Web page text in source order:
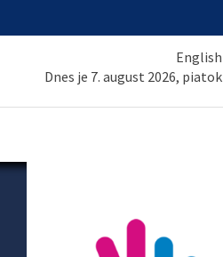
English
Dnes je 7. august 2026, piatok